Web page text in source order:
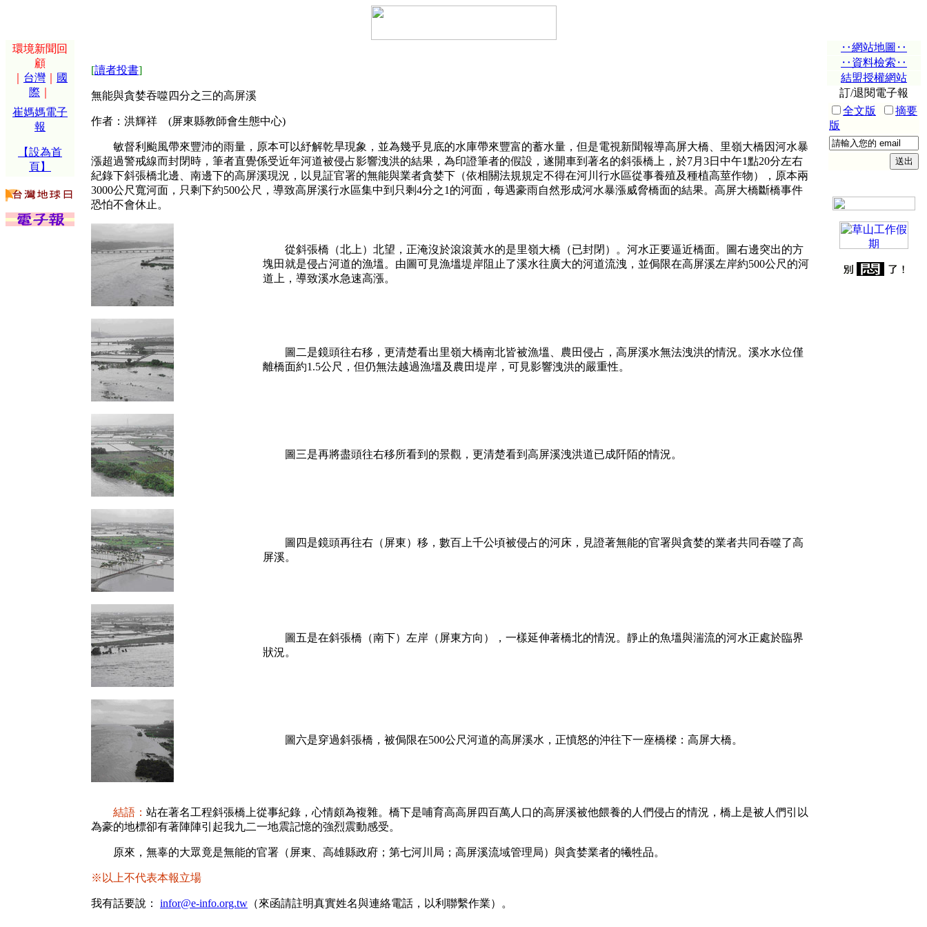
環境新聞回
顧
台灣
國
際
崔媽媽電子
報
【設為首
頁】
[讀者投書]
無能與貪婪吞噬四分之三的高屏溪
作者：洪輝祥 (屏東縣教師會生態中心)
敏督利颱風帶來豐沛的雨量，原本可以紓解乾旱現象，並為幾乎見底的水庫帶來豐富的蓄水量，但是電視新聞報導高屏大橋、里嶺大橋因河水暴
漲超過警戒線而封閉時，筆者直覺係受近年河道被侵占影響洩洪的結果，為印證筆者的假設，遂開車到著名的斜張橋上，於7月3日中午1點20分左右
紀錄下斜張橋北邊、南邊下的高屏溪現況，以見証官署的無能與業者貪婪下（依相關法規規定不得在河川行水區從事養殖及種植高莖作物），原本兩
3000公尺寬河面，只剩下約500公尺，導致高屏溪行水區集中到只剩4分之1的河面，每遇豪雨自然形成河水暴漲威脅橋面的結果。高屏大橋斷橋事件
恐怕不會休止。
從斜張橋（北上）北望，正淹沒於滾滾黃水的是里嶺大橋（已封閉）。河水正要逼近橋面。圖右邊突出的方
塊田就是侵占河道的漁塭。由圖可見漁塭堤岸阻止了溪水往廣大的河道流洩，並侷限在高屏溪左岸約500公尺的河
道上，導致溪水急速高漲。
圖二是鏡頭往右移，更清楚看出里嶺大橋南北皆被漁塭、農田侵占，高屏溪水無法洩洪的情況。溪水水位僅
離橋面約1.5公尺，但仍無法越過漁塭及農田堤岸，可見影響洩洪的嚴重性。
圖三是再將盡頭往右移所看到的景觀，更清楚看到高屏溪洩洪道已成阡陌的情況。
圖四是鏡頭再往右（屏東）移，數百上千公頃被侵占的河床，見證著無能的官署與貪婪的業者共同吞噬了高
屏溪。
圖五是在斜張橋（南下）左岸（屏東方向），一樣延伸著橋北的情況。靜止的魚塭與湍流的河水正處於臨界
狀況。
圖六是穿過斜張橋，被侷限在500公尺河道的高屏溪水，正憤怒的沖往下一座橋樑：高屏大橋。
結語： 站在著名工程斜張橋上從事紀錄，心情頗為複雜。橋下是哺育高高屏四百萬人口的高屏溪被他餵養的人們侵占的情況，橋上是被人們引以
為豪的地標卻有著陣陣引起我九二一地震記憶的強烈震動感受。
原來，無辜的大眾竟是無能的官署（屏東、高雄縣政府；第七河川局；高屏溪流域管理局）與貪婪業者的犧牲品。
※以上不代表本報立場
我有話要說： infor@e-info.org.tw （來函請註明真實姓名與連絡電話，以利聯繫作業）。
‥網站地圖‥
‥資料檢索‥
結盟授權網站
訂/退閱電子報
全文版
摘要
版